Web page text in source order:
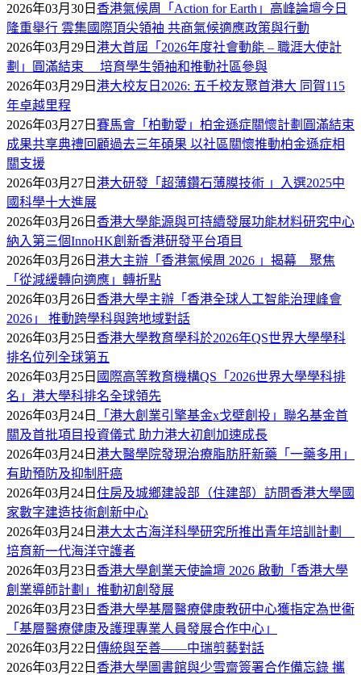
2026年03月30日 香港氣候周「Action for Earth」高峰論壇今日
隆重舉行 雲集國際頂尖領袖 共商氣候適應政策與行動
2026年03月29日 港大首屆「2026年度社會動能 – 職涯大使計
劃」圓滿結束 培育學生領袖和推動社區參與
2026年03月29日 港大校友日2026: 五千校友聚首港大 同賀115
年卓越里程
2026年03月27日 賽馬會「柏動愛」柏金遜症關懷計劃圓滿結束
成果共享典禮回顧過去三年碩果 以社區關懷推動柏金遜症相
關支援
2026年03月27日 港大研發「超薄鑽石薄膜技術 」入選2025中
國科學十大進展
2026年03月26日 香港大學能源與可持續發展功能材料研究中心
納入第三個InnoHK創新香港研發平台項目
2026年03月26日 港大主辦「香港氣候周 2026 」揭幕 聚焦
「從減緩轉向適應」轉折點
2026年03月26日 香港大學主辦「香港全球人工智能治理峰會
2026」 推動跨學科與跨地域對話
2026年03月25日 香港大學教育學科於2026年QS世界大學學科
排名位列全球第五
2026年03月25日 國際高等教育機構QS「2026世界大學學科排
名」港大學科排名全球領先
2026年03月24日
「港大創業引擎基金x戈壁創投」聯名基金首
關及首批項目投資儀式 助力港大初創加速成長
2026年03月24日 港大醫學院發現治療脂肪肝新藥「一藥多用」
有助預防及抑制肝癌
2026年03月24日 住房及城鄉建設部（住建部）訪問香港大學國
家數字建造技術創新中心
2026年03月24日 港大太古海洋科學研究所推出青年培訓計劃
培育新一代海洋守護者
2026年03月23日 香港大學創業天使論壇 2026 啟動「香港大學
創業導師計劃」推動初創發展
2026年03月23日 香港大學基層醫療健康教研中心獲指定為世衞
「基層醫療健康及護理專業人員發展合作中心」
2026年03月22日 傳統與至善——中瑞剪藝對話
2026年03月22日 香港大學圖書館與少雪齋簽署合作備忘錄 攜